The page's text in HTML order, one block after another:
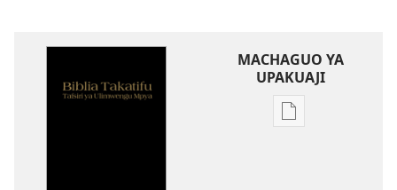
MACHAGUO YA
UPAKUAJI
Mbinu